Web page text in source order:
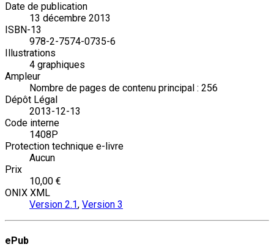
Date de publication
13 décembre 2013
ISBN-13
978-2-7574-0735-6
Illustrations
4 graphiques
Ampleur
Nombre de pages de contenu principal : 256
Dépôt Légal
2013-12-13
Code interne
1408P
Protection technique e-livre
Aucun
Prix
10,00 €
ONIX XML
Version 2.1, Version 3
ePub